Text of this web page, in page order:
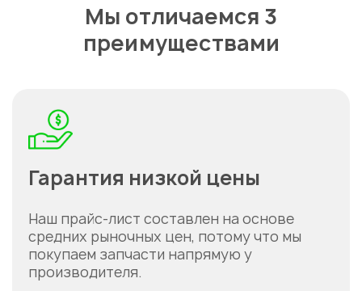
Мы отличаемся 3
преимуществами
Гарантия низкой цены
Наш прайс-лист составлен на основе
средних рыночных цен, потому что мы
покупаем запчасти напрямую у
производителя.